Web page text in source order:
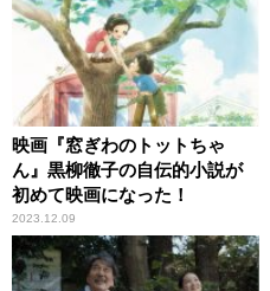
映画『窓ぎわのトットちゃ
ん』黒柳徹子の自伝的小説が
初めて映画になった！
2023.12.09